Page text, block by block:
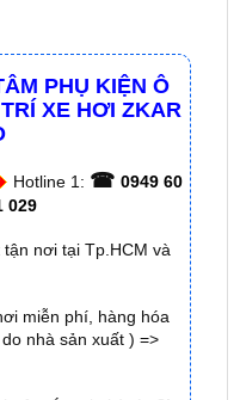
PHỤ KIỆN Ô
XE HƠI ZKAR
Hotline 1:☎ 0949 60
029
nơi tại Tp.HCM và
miễn phí, hàng hóa
nhà sản xuất ) =>
gắn tại nhà từ:8h